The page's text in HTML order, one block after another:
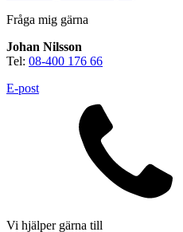
Brand
BlixtljusSirenerKombinerade
Blixtljus
Fråga mig gärna
Johan Nilsson
Tel: 08-400 176 66
E-post
Vi hjälper gärna till